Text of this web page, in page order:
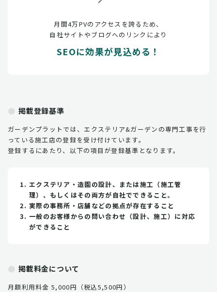
月間4万PVのアクセスを誇るため、
自社サイトやブログへのリンクにより
SEOに効果が見込める！
掲載登録基準
ガーデンプラットでは、エクステリア&ガーデンの専門工事を行
っている施工店の登録を受け付けています。
登録するにあたり、以下の項目が登録基準となります。
エクステリア・造園の設計、または施工（施工管
理）、もしくはその両方が自社でできること。
実際の事務所・店舗などの拠点が存在すること
一般のお客様からの問い合わせ（設計、施工）に対応
ができること
掲載料金について
月額利用料金 5,000円（税込5,500円）